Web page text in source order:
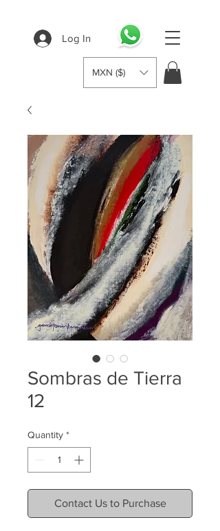
MXN ($)
Log In
Sombras de Tierra
12
Quantity *
Contact Us to Purchase